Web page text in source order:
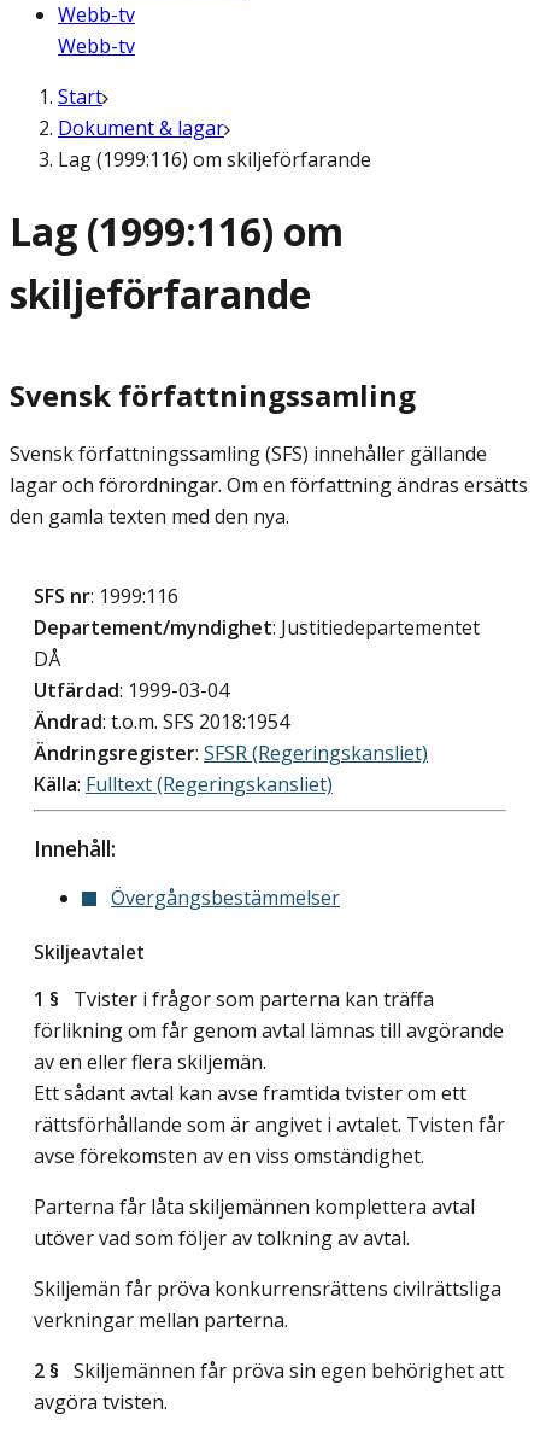
Webb-tv
Webb-tv
Start
Dokument & lagar
Lag (1999:116) om skiljeförfarande
Lag (1999:116) om
skiljeförfarande
Svensk författningssamling
Svensk författningssamling (SFS) innehåller gällande
lagar och förordningar. Om en författning ändras ersätts
den gamla texten med den nya.
SFS nr: 1999:116
Departement/myndighet: Justitiedepartementet
DÅ
Utfärdad: 1999-03-04
Ändrad: t.o.m. SFS 2018:1954
Ändringsregister: SFSR (Regeringskansliet)
Källa: Fulltext (Regeringskansliet)
Innehåll:
Övergångsbestämmelser
Skiljeavtalet
1 § Tvister i frågor som parterna kan träffa
förlikning om får genom avtal lämnas till avgörande
av en eller flera skiljemän.
Ett sådant avtal kan avse framtida tvister om ett
rättsförhållande som är angivet i avtalet. Tvisten får
avse förekomsten av en viss omständighet.
Parterna får låta skiljemännen komplettera avtal
utöver vad som följer av tolkning av avtal.
Skiljemän får pröva konkurrensrättens civilrättsliga
verkningar mellan parterna.
2 § Skiljemännen får pröva sin egen behörighet att
avgöra tvisten.